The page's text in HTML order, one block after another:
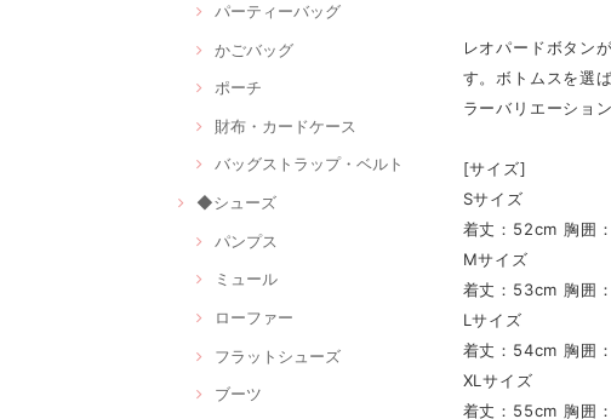
パーティーバッグ
かごバッグ
ポーチ
財布・カードケース
バッグストラップ・ベルト
◆シューズ
パンプス
ミュール
ローファー
フラットシューズ
ブーツ
レオパードボタン
す。ボトムスを選
ラーバリエーショ
[サイズ]
Sサイズ
着丈：52cm 胸囲
Mサイズ
着丈：53cm 胸囲
Lサイズ
着丈：54cm 胸囲
XLサイズ
着丈：55cm 胸囲